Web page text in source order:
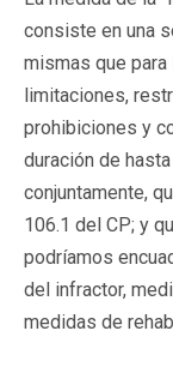
consiste en una
mismas que para
limitaciones,
prohibiciones y
duración de
conjuntamente,
106.1 del CP; y
podríamos
del infractor,
medidas de